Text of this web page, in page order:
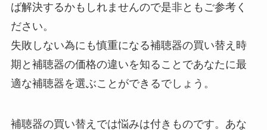
ば解決するかもしれませんので是非ともご参考く
ださい。
失敗しない為にも慎重になる補聴器の買い替え時
期と補聴器の価格の違いを知ることであなたに最
適な補聴器を選ぶことができるでしょう。
補聴器の買い替えでは悩みは付きものです。あな